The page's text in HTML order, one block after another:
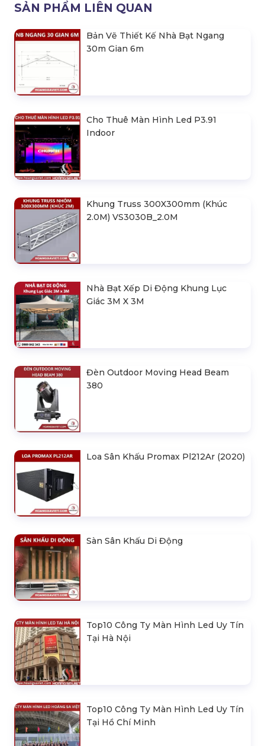
SẢN PHẨM LIÊN QUAN
Bản Vẽ Thiết Kế Nhà Bạt Ngang
30m Gian 6m
Cho Thuê Màn Hình Led P3.91
Indoor
Khung Truss 300X300mm (Khúc
2.0M) VS3030B_2.0M
Nhà Bạt Xếp Di Động Khung Lục
Giác 3M X 3M
Đèn Outdoor Moving Head Beam
380
Loa Sân Khấu Promax Pl212Ar (2020)
Sàn Sân Khấu Di Động
Top10 Công Ty Màn Hình Led Uy Tín
Tại Hà Nội
Top10 Công Ty Màn Hình Led Uy Tín
Tại Hồ Chí Minh